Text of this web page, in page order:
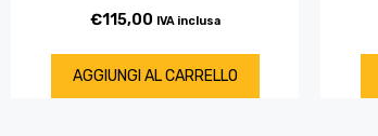
€115,00 IVA inclusa
AGGIUNGI AL CARRELLO